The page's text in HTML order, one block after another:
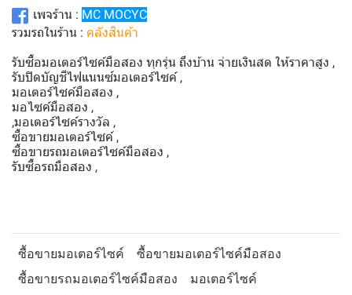
เพจร้าน : MC MOCYC
รวมรถในร้าน : คลังสินค้า
รับซื้อมอเตอร์ไซค์มือสอง ทุกรุ่น ถึงบ้าน จ่ายเงินสด ให้ราคาสูง ,
รับปิดบัญชีไฟแนนซ์มอเตอร์ไซค์ ,
มอเตอร์ไซค์มือสอง ,
มอไซค์มือสอง ,
,มอเตอร์ไซค์รางวัล ,
ซื้อขายมอเตอร์ไซค์ ,
ซื้อขายรถมอเตอร์ไซค์มือสอง ,
รับซื้อรถมือสอง ,
ซื้อขายมอเตอร์ไซค์
ซื้อขายมอเตอร์ไซค์มือสอง
ซื้อขายรถมอเตอร์ไซค์มือสอง
มอเตอร์ไซค์